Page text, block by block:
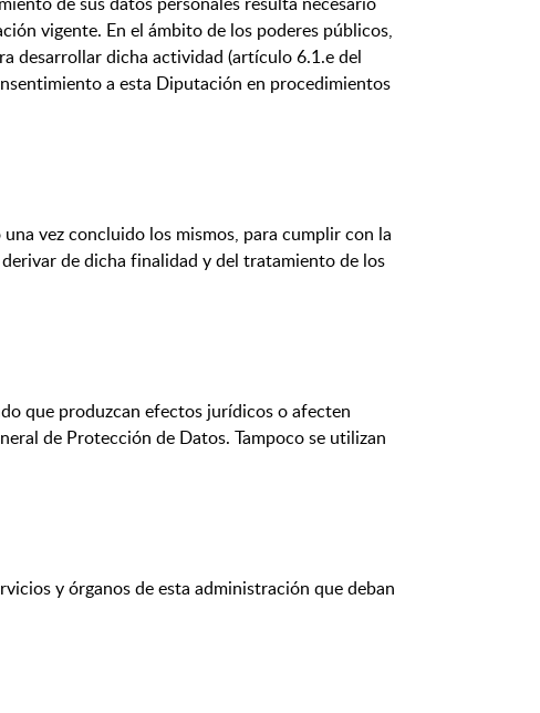
vigente. En el ámbito de los poderes públicos,
desarrollar dicha actividad (artículo 6.1.e del
a esta Diputación en procedimientos
vez concluido los mismos, para cumplir con la
de dicha finalidad y del tratamiento de los
que produzcan efectos jurídicos o afecten
de Protección de Datos. Tampoco se utilizan
y órganos de esta administración que deban